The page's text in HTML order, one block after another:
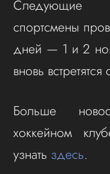
Следующие
спортсмены
дней — 1 и 2
вновь
Больше
хоккейном
узнать здесь.